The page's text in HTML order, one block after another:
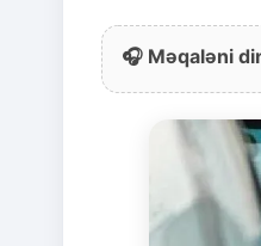
🎧 Məqaləni